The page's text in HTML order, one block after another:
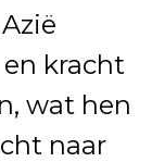
kracht
wat hen
naar